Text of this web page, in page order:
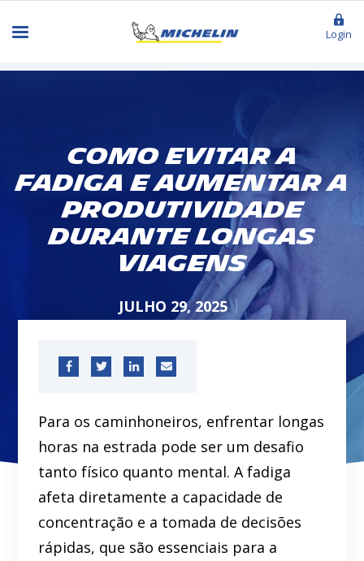
Login
Como Evitar a
Fadiga e Aumentar a
Produtividade
Durante Longas
Viagens
JULHO 29, 2025
Para os caminhoneiros, enfrentar longas
horas na estrada pode ser um desafio
tanto físico quanto mental. A fadiga
afeta diretamente a capacidade de
concentração e a tomada de decisões
rápidas, que são essenciais para a